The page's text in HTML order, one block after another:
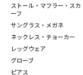
ストール・マフラー・スカ
ーフ
サングラス・メガネ
ネックレス・チョーカー
レッグウェア
グローブ
ピアス